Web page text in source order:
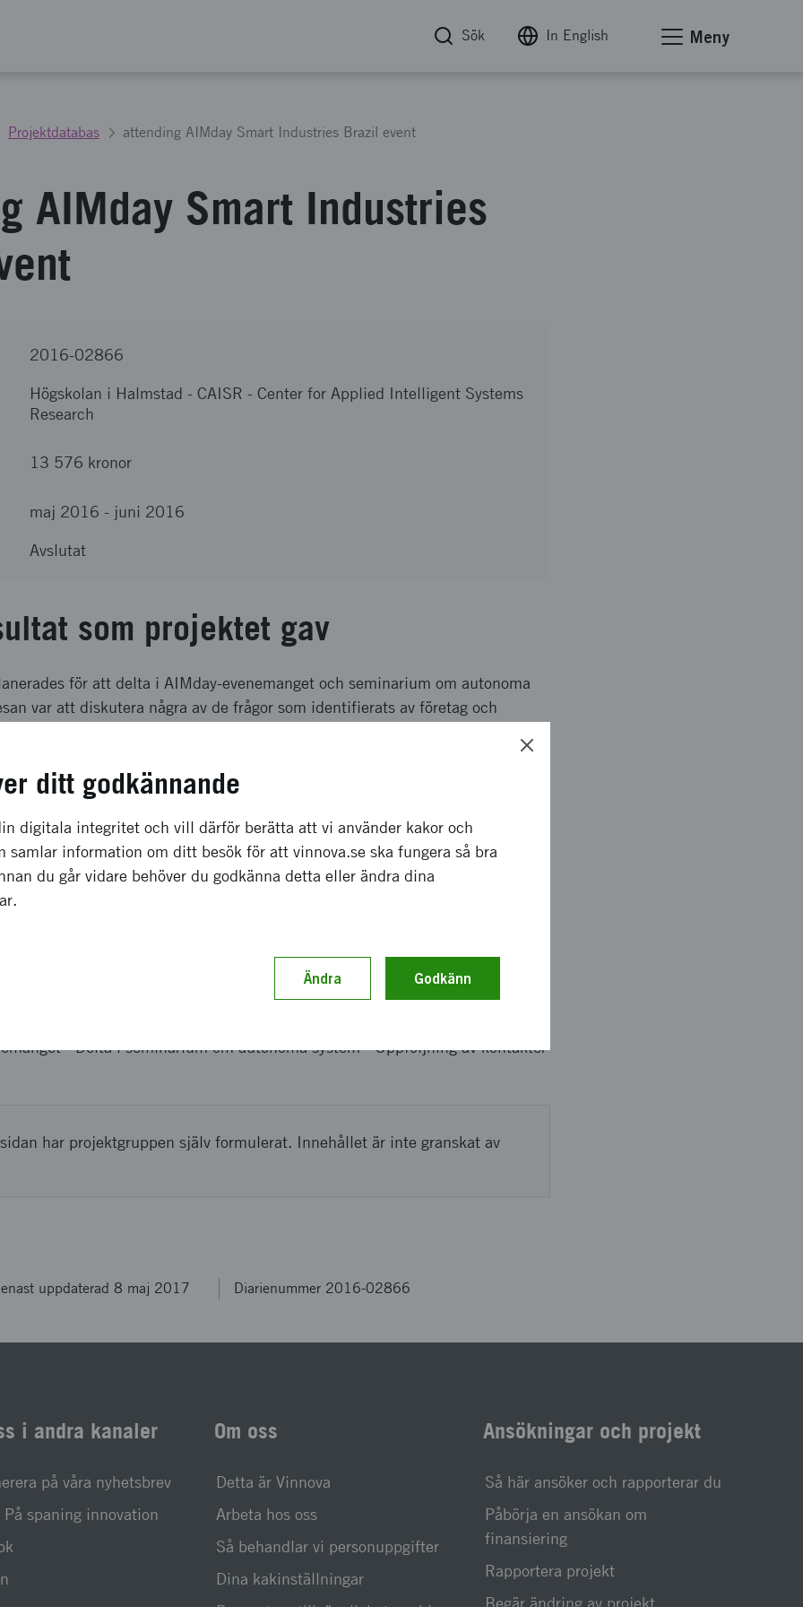
Sök In English Meny
Projektdatabas attending AIMday Smart Industries Brazil event
AIMday Smart Industries
2016-02866
Högskolan i Halmstad - CAISR - Center for Applied Intelligent Systems
Research
13 576 kronor
maj 2016 - juni 2016
Avslutat
som projektet gav
för att delta i AIMday-evenemanget och seminarium om autonoma
var att diskutera några av de frågor som identifierats av företag och
effekter som förväntas
kommer att föra samman forskare från Sverige och Brasilien, samt
företag. Vi har undersöka möjlig samverkan mellan Högskolan i Halmstad
- Delta i seminarium om autonoma system - Uppföljning av kontakter
har projektgruppen själv formulerat. Innehållet är inte granskat av
uppdaterad 8 maj 2017 Diarienummer 2016-02866
i andra kanaler
på våra nyhetsbrev
På spaning innovation
Om oss
Detta är Vinnova
Arbeta hos oss
Så behandlar vi personuppgifter
Dina kakinställningar
Ansökningar och projekt
Så här ansöker och rapporterar du
Påbörja en ansökan om
finansiering
Rapportera projekt
Begär ändring av projekt
ditt godkännande
digitala integritet och vill därför berätta att vi använder kakor och
samlar information om ditt besök för att vinnova.se ska fungera så bra
du går vidare behöver du godkänna detta eller ändra dina
Ändra Godkänn